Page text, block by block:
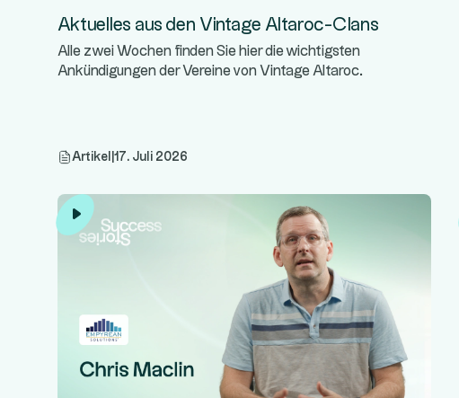
Aktuelles aus den Vintage Altaroc-Clans
Alle zwei Wochen finden Sie hier die wichtigsten
Ankündigungen der Vereine von Vintage Altaroc.
Artikel 17. Juli 2026